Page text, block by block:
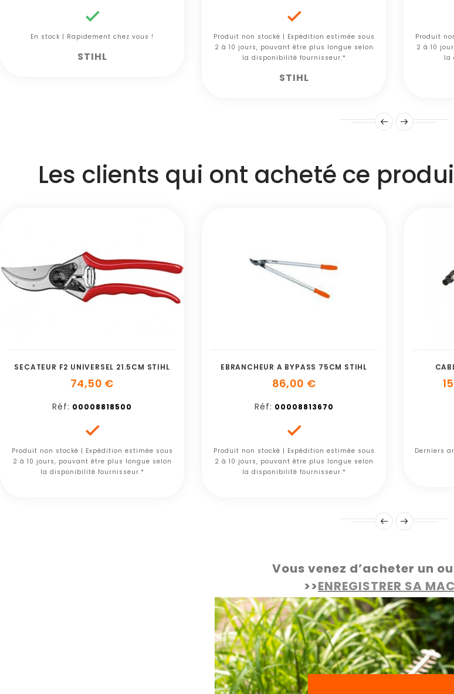

En stock | Rapidement chez vous !
STIHL

Produit non stocké | Expédition estimée sous
2 à 10 jours, pouvant être plus longue selon
la disponibilité fournisseur.*
STIHL
Produit
2 à 10
la
Les clients qui ont acheté ce
SECATEUR F2 UNIVERSEL 21.5CM STIHL
74,50 €
Réf: 00008818500

Produit non stocké | Expédition estimée sous
2 à 10 jours, pouvant être plus longue selon
la disponibilité fournisseur.*
EBRANCHEUR A BYPASS 75CM STIHL
86,00 €
Réf: 00008813670

Produit non stocké | Expédition estimée sous
2 à 10 jours, pouvant être plus longue selon
la disponibilité fournisseur.*
Derniers
Vous venez d’acheter un
>>ENREGISTRER SA